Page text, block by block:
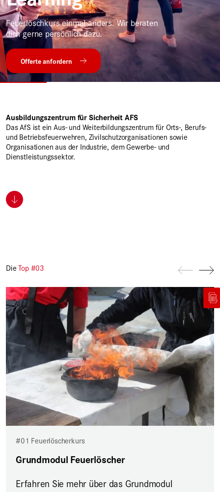
Rauchdurchzündung
weitere Informationen
Feuerlöschkurs einmal anders. Wir beraten
dich gerne persönlich dazu.
Offerte anfordern
Feuerlöschkurs
weitere Informationen
Gasexplosion
mehr Informationen
Ausbildungszentrum für Sicherheit AFS
Das AfS ist ein Aus- und Weiterbildungszentrum für Orts-, Berufs-
und Betriebsfeuerwehren, Zivilschutzorganisationen sowie
Organisationen aus der Industrie, dem Gewerbe- und
Dienstleistungssektor.
DieTop #03
#01 Feuerlöscherkurs
Grundmodul Feuerlöscher
Erfahren Sie mehr über das Grundmodul